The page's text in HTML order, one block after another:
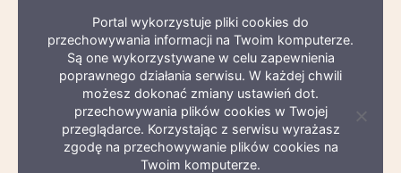
Mapa serwisu
Portal wykorzystuje pliki cookies do
przechowywania informacji na Twoim komputerze.
Są one wykorzystywane w celu zapewnienia
poprawnego działania serwisu. W każdej chwili
możesz dokonać zmiany ustawień dot.
przechowywania plików cookies w Twojej
przeglądarce. Korzystając z serwisu wyrażasz
zgodę na przechowywanie plików cookies na
Twoim komputerze.